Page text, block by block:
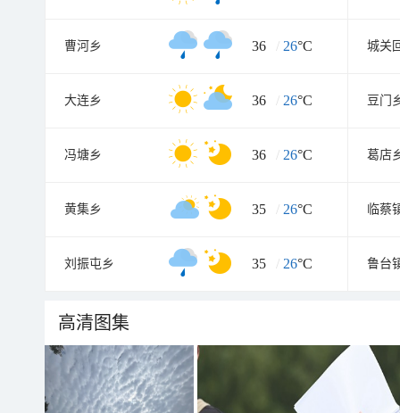
曹河乡 36 / 26°C 城关
大连乡 36 / 26°C 豆门
冯塘乡 36 / 26°C 葛店
黄集乡 35 / 26°C 临蔡
刘振屯乡 35 / 26°C 鲁台
高清图集